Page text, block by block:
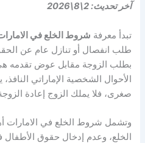
آخر تحديث: 2\8\2026
تبدأ معرفة شروط الخلع في
طلب انفصال أو تنازل عام عن
بطلب الزوجة مقابل عوض تقدمه
الأحوال الشخصية الإماراتي النافذ،
صغرى، فلا يملك الزوج إعادة
وتشمل شروط الخلع في الامارات
الخلع، وعدم إدخال حقوق الأطفال